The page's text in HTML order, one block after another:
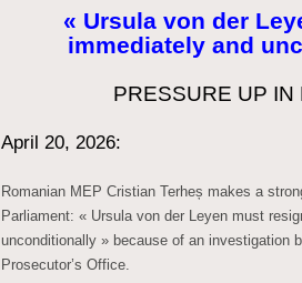
« Ursula von der
immediately and
PRESSURE UP IN
April 20, 2026:
Romanian MEP Cristian Terheș makes a
Parliament: « Ursula von der Leyen must
unconditionally » because of an investigation
Prosecutor’s Office.